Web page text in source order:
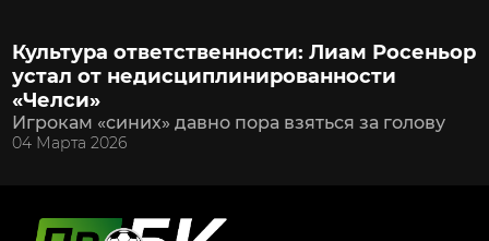
Культура ответственности: Лиам Росеньор
устал от недисциплинированности
«Челси»
Игрокам «синих» давно пора взяться за голову
04 Марта 2026